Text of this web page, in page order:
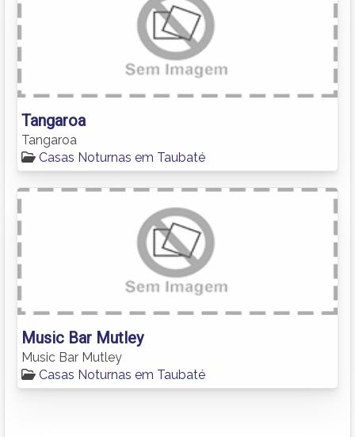
Tangaroa
Tangaroa
Casas Noturnas em Taubaté
Music Bar Mutley
Music Bar Mutley
Casas Noturnas em Taubaté